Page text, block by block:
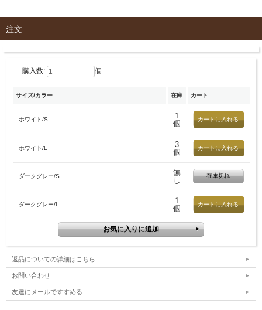
一流のホテル、レストランで構成される世界的な会員組織「ル
レ・エ・シャトー」のオフィシャルパートナーでもあります。
独自の高い技術力と、各分野で活躍するデザイナーとのコラボレ
ーションにより生み出される、hamam（ハマム）のコレクション
をお楽しみ下さい。
商品詳細
バスローブ 全2色【SLUTAN】
■サイズ
360gsm
銀イオンによる抗菌加工が施されています。
■認証
エコテックス規格100 - クラス認証を受けています。
注文
購入数: 個
サイズ/カラー 在庫 カート
ホワイト/S
1
個
ホワイト/L
3
個
ダークグレー/S
無
し
在庫切れ
ダークグレー/L
1
個
返品についての詳細はこちら
お問い合わせ
友達にメールですすめる